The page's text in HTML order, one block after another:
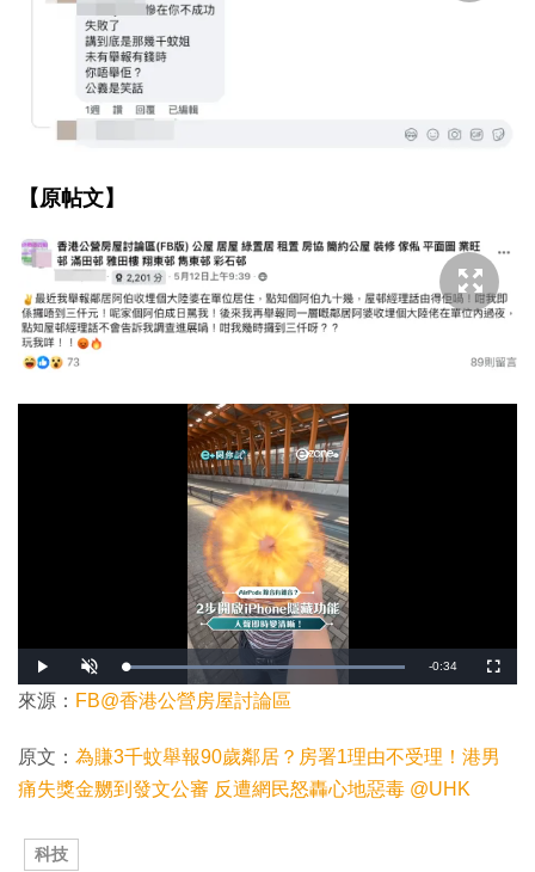
【原帖文】
播
放
開
啟
音
效
載
入
完
畢
0
.
0
0
%
剩
-0:34
全
螢
來源： FB@香港公營房屋討論區
原文： 為賺3千蚊舉報90歲鄰居？房署1理由不受理！港男
痛失獎金嬲到發文公審 反遭網民怒轟心地惡毒 @UHK
科技